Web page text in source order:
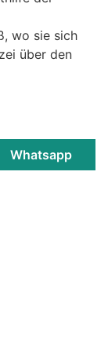
wo sie sich
über den
Whatsapp